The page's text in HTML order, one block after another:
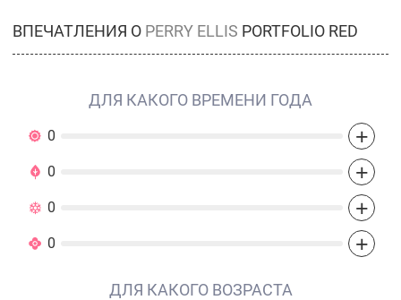
ВПЕЧАТЛЕНИЯ О PERRY ELLIS PORTFOLIO RED
ДЛЯ КАКОГО ВРЕМЕНИ ГОДА
0 +
0 +
0 +
0 +
ДЛЯ КАКОГО ВОЗРАСТА